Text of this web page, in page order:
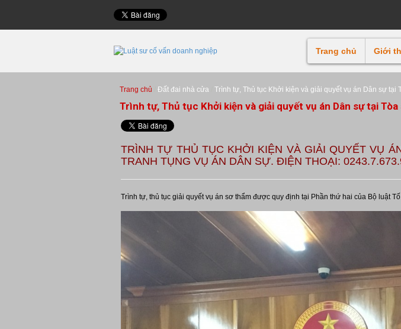
Trang chủ Giới
Trang chủ Đất đai nhà cửa Trình tự, Thủ tục Khởi kiện và giải quyết vụ án Dân sự tại
Trình tự, Thủ tục Khởi kiện và giải quyết vụ án Dân sự tại Tòa
TRÌNH TỰ THỦ TỤC KHỞI KIỆN VÀ GIẢI QUYẾT VỤ
TRANH TỤNG VỤ ÁN DÂN SỰ. ĐIỆN THOẠI:
Trình tự, thủ tục giải quyết vụ án sơ thẩm được quy định tại Phần thứ hai của Bộ luật